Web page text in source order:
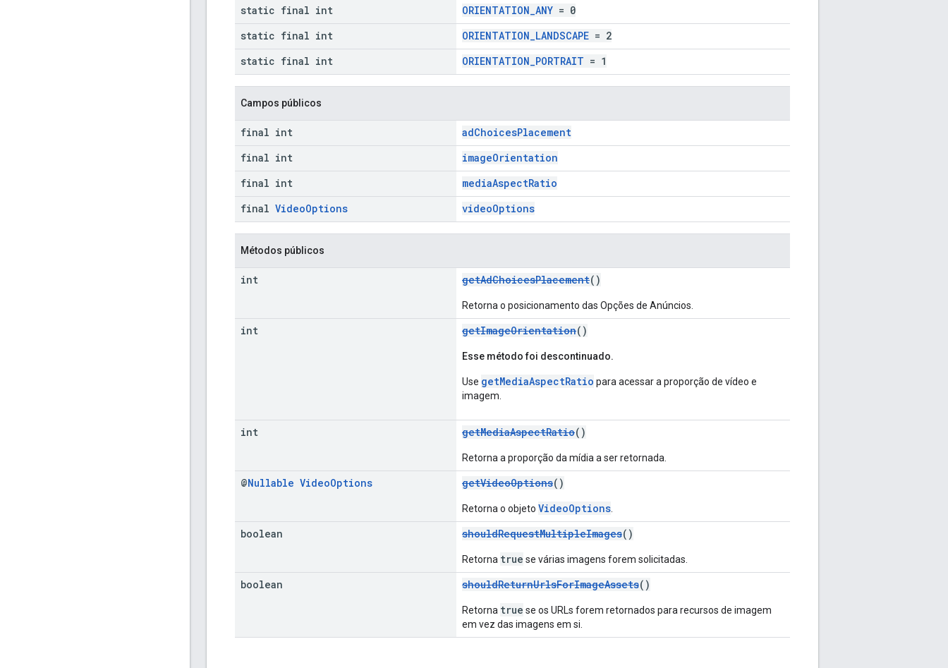
static final int ORIENTATION_ANY = 0
static final int
ORIENTATION_LANDSCAPE = 2
static final int
ORIENTATION_PORTRAIT = 1
Campos públicos
final int
adChoicesPlacement
final int
imageOrientation
final int
mediaAspectRatio
final VideoOptions videoOptions
Métodos públicos
int getAdChoicesPlacement()
Retorna o posicionamento das Opções de Anúncios.
int getImageOrientation()
Esse método foi descontinuado.
Use getMediaAspectRatio para acessar a proporção de vídeo e
imagem.
int getMediaAspectRatio()
Retorna a proporção da mídia a ser retornada.
@Nullable VideoOptions getVideoOptions()
Retorna o objeto VideoOptions
boolean shouldRequestMultipleImages()
Retorna true se várias imagens forem solicitadas.
boolean shouldReturnUrlsForImageAssets()
Retorna true se os URLs forem retornados para recursos de imagem
em vez das imagens em si.